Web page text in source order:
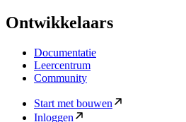
Ontwikkelaars
Documentatie
Leercentrum
Community
Start met bouwen
Inloggen